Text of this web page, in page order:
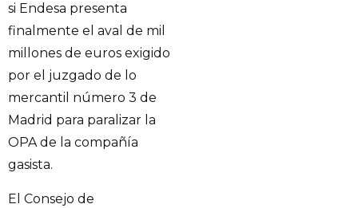
si Endesa presenta
finalmente el aval de mil
millones de euros exigido
por el juzgado de lo
mercantil número 3 de
Madrid para paralizar la
OPA de la compañía
gasista.
El Consejo de